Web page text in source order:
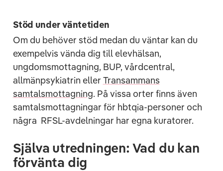
Stöd under väntetiden
Om du behöver stöd medan du väntar kan du
exempelvis vända dig till elevhälsan,
ungdomsmottagning, BUP, vårdcentral,
allmänpsykiatrin eller Transammans
samtalsmottagning. På vissa orter finns även
samtalsmottagningar för hbtqia-personer och
några RFSL-avdelningar har egna kuratorer.
Själva utredningen: Vad du kan
förvänta dig